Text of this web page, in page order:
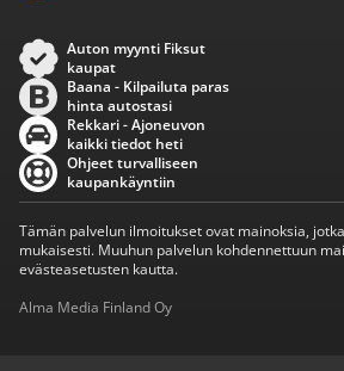
Auton myynti Fiksut
kaupat
Baana - Kilpailuta paras
hinta autostasi
Rekkari - Ajoneuvon
kaikki tiedot heti
Ohjeet turvalliseen
kaupankäyntiin
Tämän palvelun ilmoitukset ovat mainoksia,
mukaisesti. Muuhun palvelun kohdennettuun
evästeasetusten kautta.
Alma Media Finland Oy